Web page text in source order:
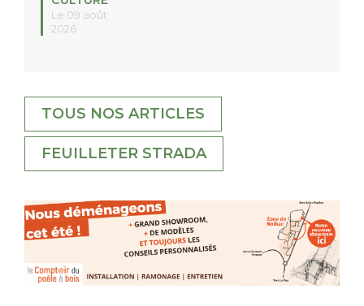
Le 09 août
2026
TOUS NOS ARTICLES
FEUILLETER STRADA